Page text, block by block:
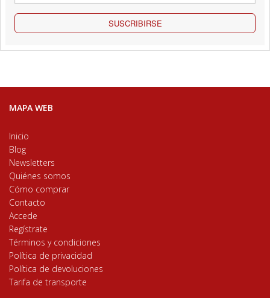
SUSCRIBIRSE
MAPA WEB
Inicio
Blog
Newsletters
Quiénes somos
Cómo comprar
Contacto
Accede
Regístrate
Términos y condiciones
Política de privacidad
Política de devoluciones
Tarifa de transporte